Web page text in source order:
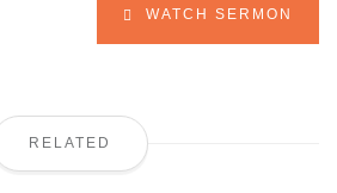
WATCH SERMON
RELATED